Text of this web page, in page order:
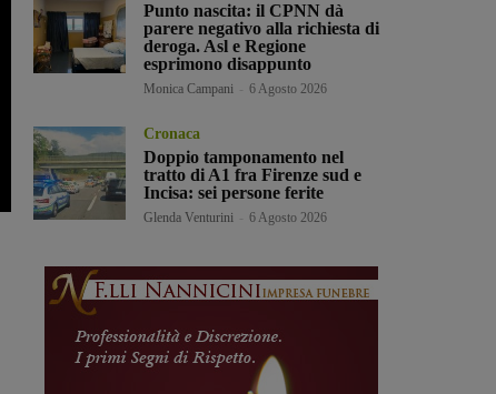
Punto nascita: il CPNN dà
parere negativo alla richiesta di
deroga. Asl e Regione
esprimono disappunto
Monica Campani 6 Agosto 2026
Cronaca
Doppio tamponamento nel
tratto di A1 fra Firenze sud e
Incisa: sei persone ferite
Glenda Venturini 6 Agosto 2026